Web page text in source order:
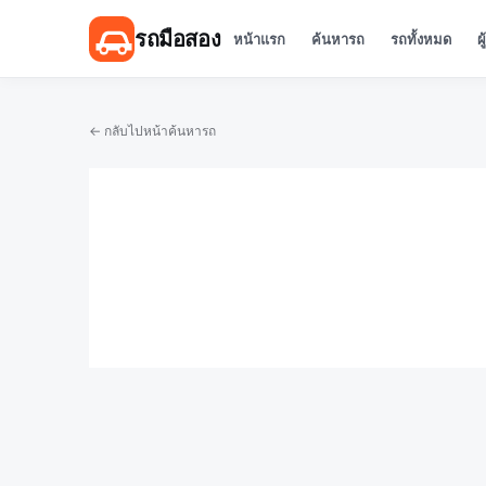
รถมือสอง หน้าแรก ค้นหารถ รถทั้งหมด
← กลับไปหน้าค้นหารถ